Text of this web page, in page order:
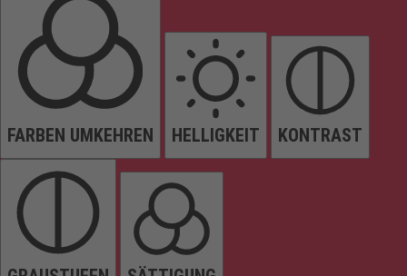
FARBEN UMKEHREN HELLIGKEIT KONTRAST